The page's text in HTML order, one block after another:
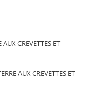
CREVETTES ET
AUX CREVETTES ET